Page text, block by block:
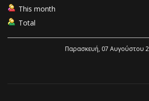
This month
Total
Παρασκευή, 07 Αυγούστου